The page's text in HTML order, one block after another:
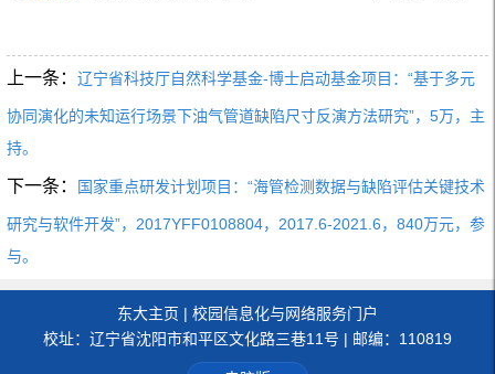
上一条： 辽宁省科技厅自然科学基金-博士启动基金项目：“基于多元
协同演化的未知运行场景下油气管道缺陷尺寸反演方法研究”，5万，主
持。
下一条： 国家重点研发计划项目：“海管检测数据与缺陷评估关键技术
研究与软件开发”，2017YFF0108804，2017.6-2021.6，840万元，参
与。
东大主页 | 校园信息化与网络服务门户
校址：辽宁省沈阳市和平区文化路三巷11号 | 邮编：110819